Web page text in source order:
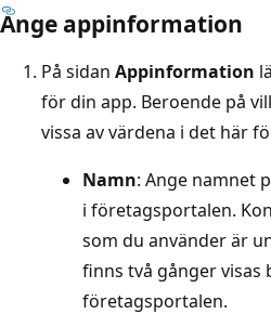
Ange appinformation
På sidan Appinformation
för din app. Beroende på
vissa av värdena i det här
Namn: Ange namnet
i företagsportalen.
som du använder är
finns två gånger visas
företagsportalen.